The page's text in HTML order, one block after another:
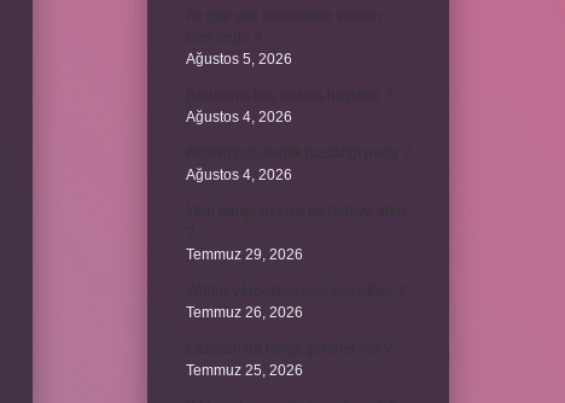
Ağustos 5, 2026
Ağustos 4, 2026
Ağustos 4, 2026
Temmuz 29, 2026
Temmuz 26, 2026
Temmuz 25, 2026